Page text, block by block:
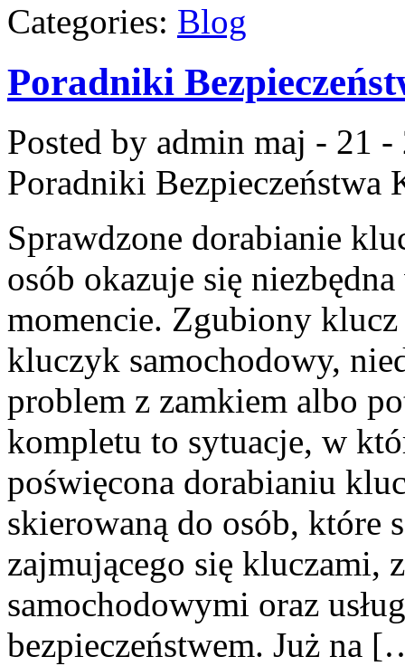
Categories: Blog
Poradniki
Posted by admin maj - 21 -
Poradniki Bezpieczeństwa
Sprawdzone dorabianie
osób okazuje się
momencie. Zgubiony
kluczyk samochodowy,
problem z zamkiem albo
kompletu to sytuacje, w
poświęcona dorabianiu
skierowaną do osób, które
zajmującego się kluczami,
samochodowymi oraz
bezpieczeństwem. Już na